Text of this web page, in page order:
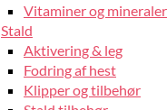
Vitaminer og
Stald
Aktivering & leg
Fodring af hest
Klipper og tilbehør